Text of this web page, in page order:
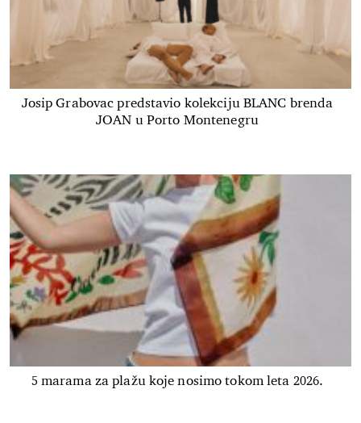
Josip Grabovac predstavio kolekciju BLANC brenda
JOAN u Porto Montenegru
5 marama za plažu koje nosimo tokom leta 2026.